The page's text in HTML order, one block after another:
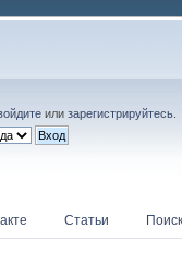
или зарегистрируйтесь
Статьи Поиск